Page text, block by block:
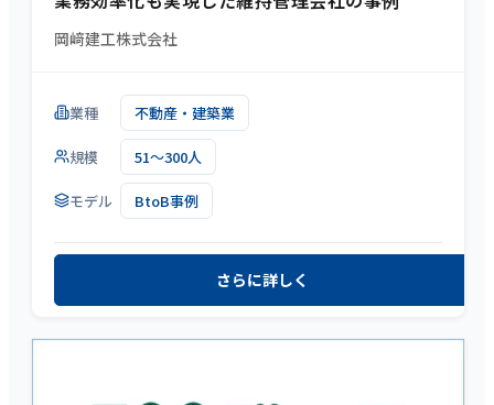
岡﨑建工株式会社
業種 不動産・建築業
規模 51～300人
モデル BtoB事例
さらに詳しく